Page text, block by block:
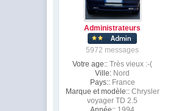
Administrateurs
5972 messages
Votre age:: Très vieux :-(
Ville: Nord
Pays:: France
Marque et modèle:: Chrysler
voyager TD 2.5